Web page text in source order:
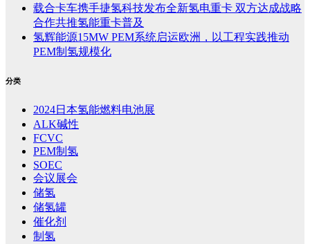
载合卡车携手捷氢科技发布全新氢电重卡 双方达成战略
合作共推氢能重卡普及
氢辉能源15MW PEM系统启运欧洲，以工程实践推动
PEM制氢规模化
分类
2024日本氢能燃料电池展
ALK碱性
FCVC
PEM制氢
SOEC
会议展会
储氢
储氢罐
催化剂
制氢